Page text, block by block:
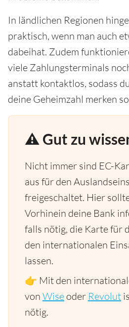
In ländlichen Regionen
praktisch, wenn man auch
dabeihat. Zudem
viele Zahlungsterminals
anstatt kontaktlos, sodass
deine Geheimzahl merken
⚠️ Gut zu
Nicht immer sind EC-
aus für den
freigeschaltet. Hier
Vorhinein deine Bank
falls nötig, die Karte für
den internationalen
lassen.
👉 Mit den
von Wise oder Revolut
nötig.